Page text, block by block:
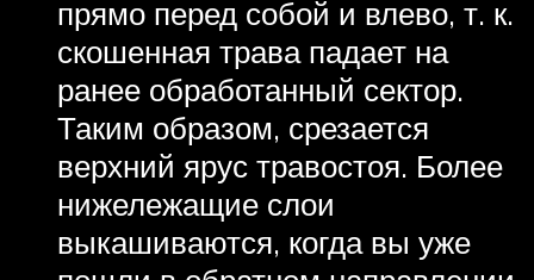
прямо перед собой и влево, т. к.
скошенная трава падает на
ранее обработанный сектор.
Таким образом, срезается
верхний ярус травостоя. Более
нижележащие слои
выкашиваются, когда вы уже